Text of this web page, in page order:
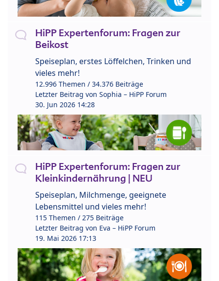
HiPP Expertenforum: Fragen zur
Beikost
Speiseplan, erstes Löffelchen, Trinken und
vieles mehr!
12.996 Themen / 34.376 Beiträge
Letzter Beitrag von Sophia – HiPP Forum
30. Jun 2026 14:28
HiPP Expertenforum: Fragen zur
Kleinkindernährung | NEU
Speiseplan, Milchmenge, geeignete
Lebensmittel und vieles mehr!
115 Themen / 275 Beiträge
Letzter Beitrag von Eva – HiPP Forum
19. Mai 2026 17:13